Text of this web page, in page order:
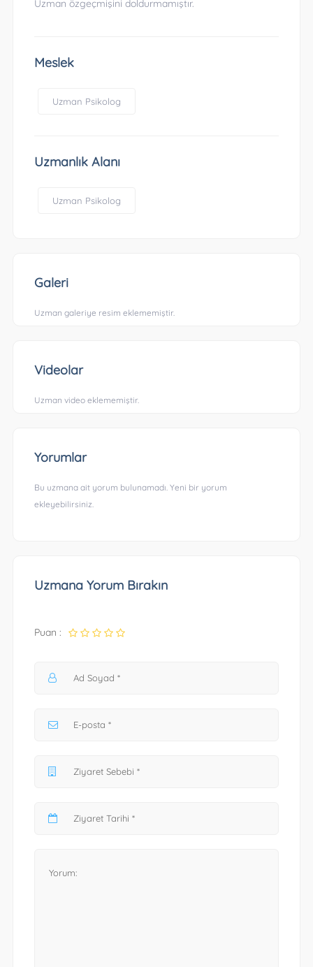
Uzman özgeçmişini doldurmamıştır.
Meslek
Uzman Psikolog
Uzmanlık Alanı
Uzman Psikolog
Galeri
Uzman galeriye resim eklememiştir.
Videolar
Uzman video eklememiştir.
Yorumlar
Bu uzmana ait yorum bulunamadı. Yeni bir yorum
ekleyebilirsiniz.
Uzmana Yorum Bırakın
Puan :